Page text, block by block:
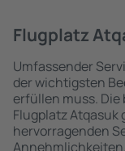
Flugplatz
Umfassender
der wichtigsten
erfüllen muss. Die
Flugplatz
hervorragenden